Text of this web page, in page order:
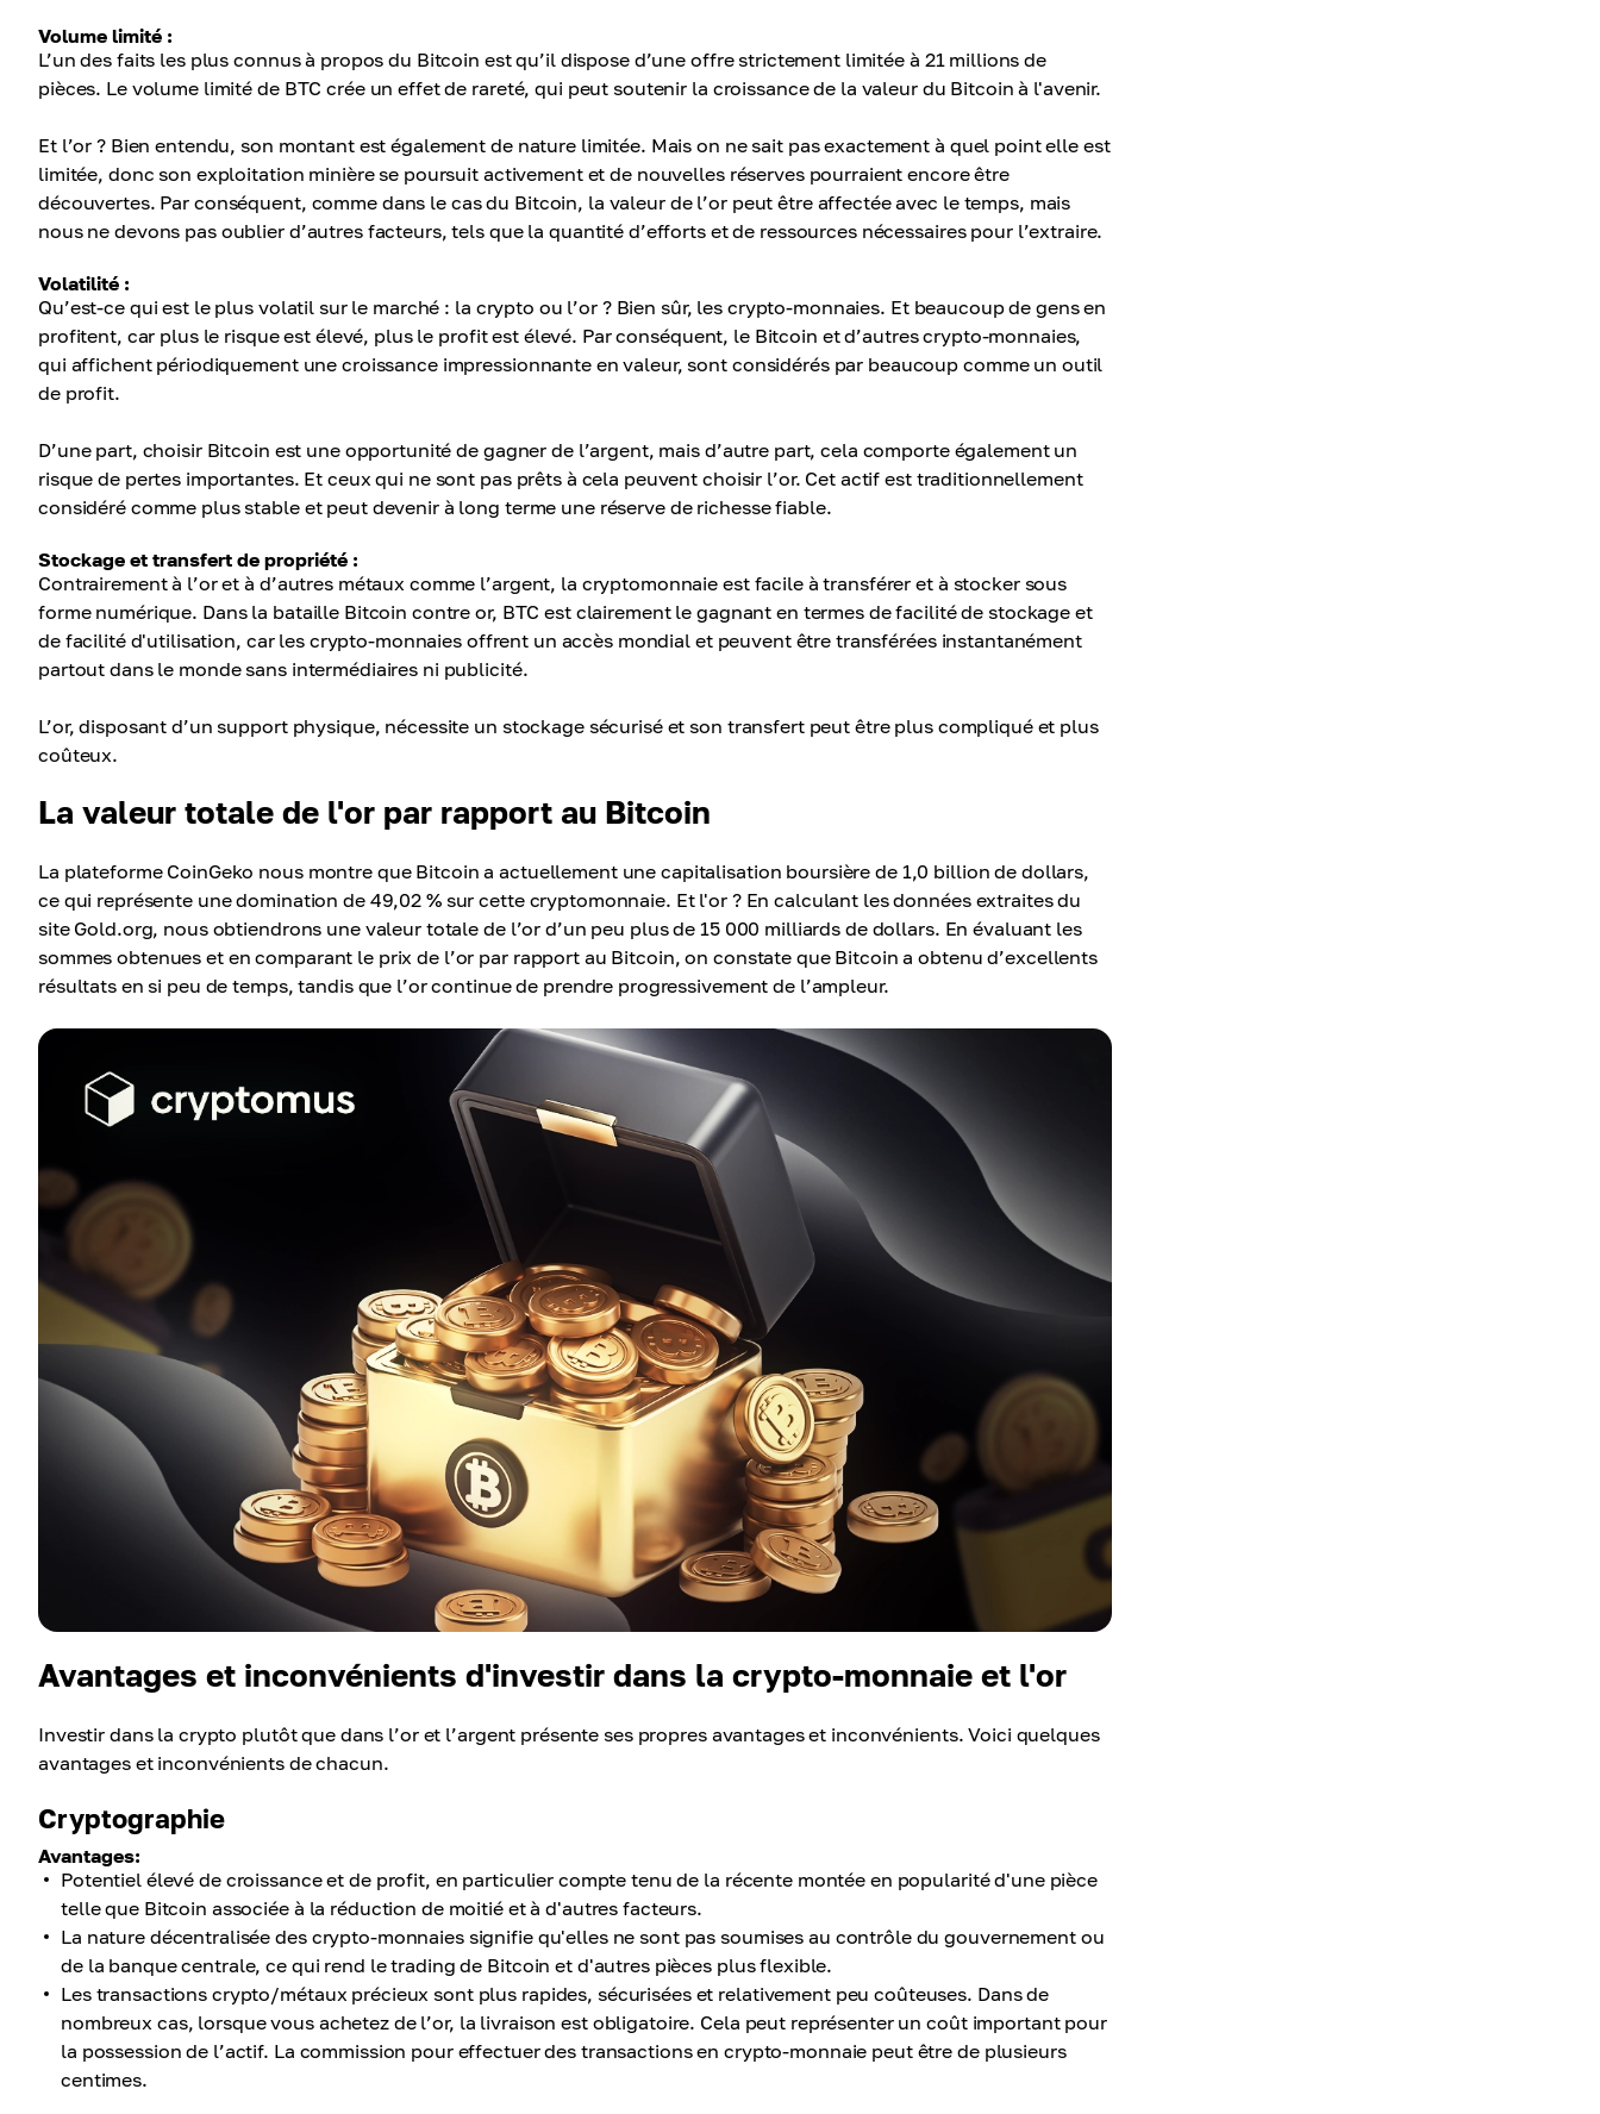
Volume limité :
L’un des faits les plus connus à propos du Bitcoin est qu’il dispose d’une offre strictement limitée à 21 millions de
pièces. Le volume limité de BTC crée un effet de rareté, qui peut soutenir la croissance de la valeur du Bitcoin à l'avenir.
Et l’or ? Bien entendu, son montant est également de nature limitée. Mais on ne sait pas exactement à quel point elle est
limitée, donc son exploitation minière se poursuit activement et de nouvelles réserves pourraient encore être
découvertes. Par conséquent, comme dans le cas du Bitcoin, la valeur de l’or peut être affectée avec le temps, mais
nous ne devons pas oublier d’autres facteurs, tels que la quantité d’efforts et de ressources nécessaires pour l’extraire.
Volatilité :
Qu’est-ce qui est le plus volatil sur le marché : la crypto ou l’or ? Bien sûr, les crypto-monnaies. Et beaucoup de gens en
profitent, car plus le risque est élevé, plus le profit est élevé. Par conséquent, le Bitcoin et d’autres crypto-monnaies,
qui affichent périodiquement une croissance impressionnante en valeur, sont considérés par beaucoup comme un outil
de profit.
D’une part, choisir Bitcoin est une opportunité de gagner de l’argent, mais d’autre part, cela comporte également un
risque de pertes importantes. Et ceux qui ne sont pas prêts à cela peuvent choisir l’or. Cet actif est traditionnellement
considéré comme plus stable et peut devenir à long terme une réserve de richesse fiable.
Stockage et transfert de propriété :
Contrairement à l’or et à d’autres métaux comme l’argent, la cryptomonnaie est facile à transférer et à stocker sous
forme numérique. Dans la bataille Bitcoin contre or, BTC est clairement le gagnant en termes de facilité de stockage et
de facilité d'utilisation, car les crypto-monnaies offrent un accès mondial et peuvent être transférées instantanément
partout dans le monde sans intermédiaires ni publicité.
L’or, disposant d’un support physique, nécessite un stockage sécurisé et son transfert peut être plus compliqué et plus
coûteux.
La valeur totale de l'or par rapport au Bitcoin
La plateforme CoinGeko nous montre que Bitcoin a actuellement une capitalisation boursière de 1,0 billion de dollars,
ce qui représente une domination de 49,02 % sur cette cryptomonnaie. Et l'or ? En calculant les données extraites du
site Gold.org, nous obtiendrons une valeur totale de l’or d’un peu plus de 15 000 milliards de dollars. En évaluant les
sommes obtenues et en comparant le prix de l’or par rapport au Bitcoin, on constate que Bitcoin a obtenu d’excellents
résultats en si peu de temps, tandis que l’or continue de prendre progressivement de l’ampleur.
Avantages et inconvénients d'investir dans la crypto-monnaie et l'or
Investir dans la crypto plutôt que dans l’or et l’argent présente ses propres avantages et inconvénients. Voici quelques
avantages et inconvénients de chacun.
Cryptographie
Avantages:
Potentiel élevé de croissance et de profit, en particulier compte tenu de la récente montée en popularité d'une pièce
telle que Bitcoin associée à la réduction de moitié et à d'autres facteurs.
La nature décentralisée des crypto-monnaies signifie qu'elles ne sont pas soumises au contrôle du gouvernement ou
de la banque centrale, ce qui rend le trading de Bitcoin et d'autres pièces plus flexible.
Les transactions crypto/métaux précieux sont plus rapides, sécurisées et relativement peu coûteuses. Dans de
nombreux cas, lorsque vous achetez de l’or, la livraison est obligatoire. Cela peut représenter un coût important pour
la possession de l’actif. La commission pour effectuer des transactions en crypto-monnaie peut être de plusieurs
centimes.